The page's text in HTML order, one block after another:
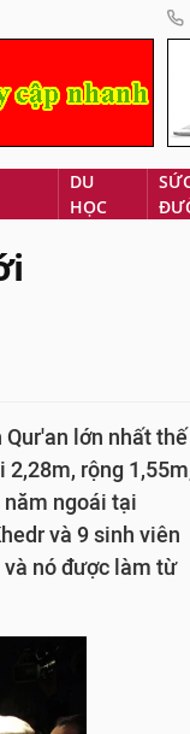
DU
HỌC
lớn nhất thế
rộng
ngoái tại
và 9 sinh viên
nó được làm từ